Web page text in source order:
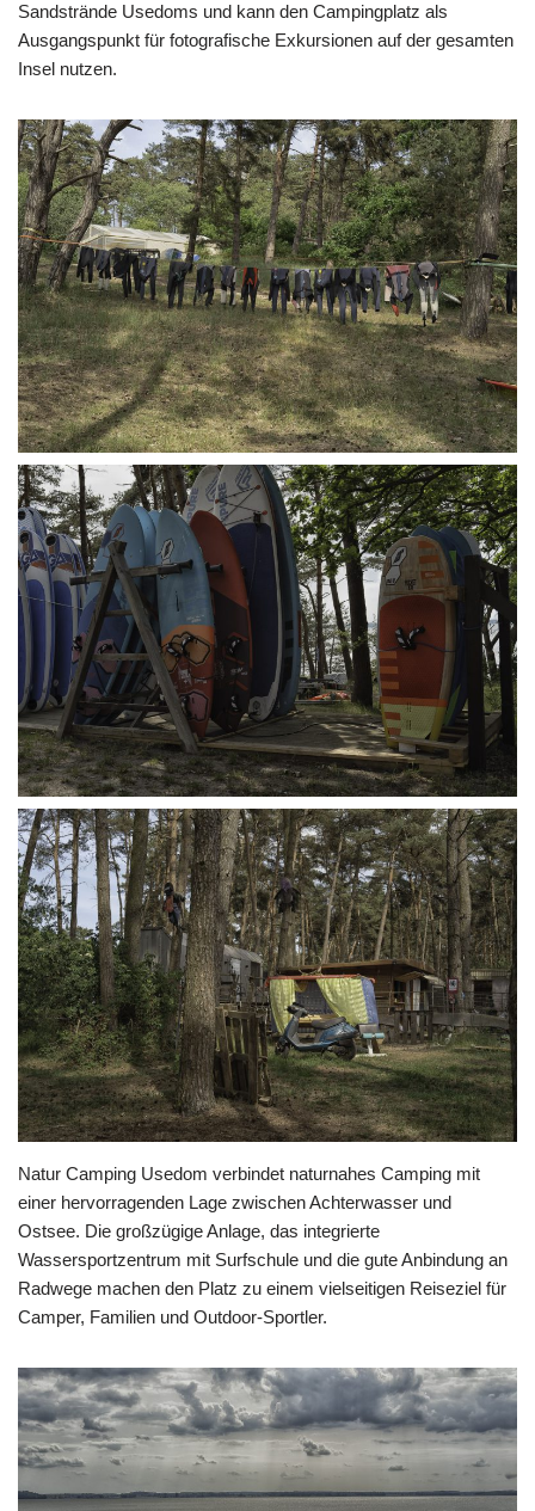
Sandstrände Usedoms und kann den Campingplatz als
Ausgangspunkt für fotografische Exkursionen auf der gesamten
Insel nutzen.
Natur Camping Usedom verbindet naturnahes Camping mit
einer hervorragenden Lage zwischen Achterwasser und
Ostsee. Die großzügige Anlage, das integrierte
Wassersportzentrum mit Surfschule und die gute Anbindung an
Radwege machen den Platz zu einem vielseitigen Reiseziel für
Camper, Familien und Outdoor-Sportler.